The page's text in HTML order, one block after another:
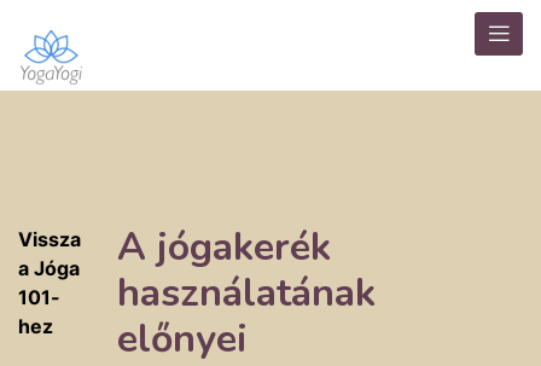
Vissza
a Jóga
101-
hez
A jógakerék
használatának
előnyei